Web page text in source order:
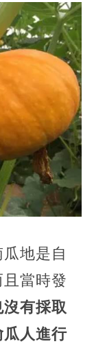
地是自
當時發
有採取
人進行